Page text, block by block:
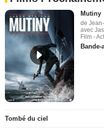
Mutiny
de
avec
Film -
Bande-
Tombé du ciel